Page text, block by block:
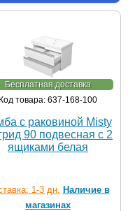
Бесплатная доставка
Код товара: 637-168-100
с раковиной Misty
90 подвесная с 2
ящиками белая
1-3 дн. Наличие в
магазинах